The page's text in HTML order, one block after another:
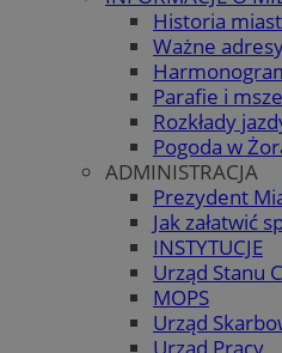
Historia
Ważne
Parafie i
Rozkłady
Pogoda w
ADMINISTRACJA
Prezydent
Jak załatwić
INSTYTUCJE
Urząd Stanu
MOPS
Urząd